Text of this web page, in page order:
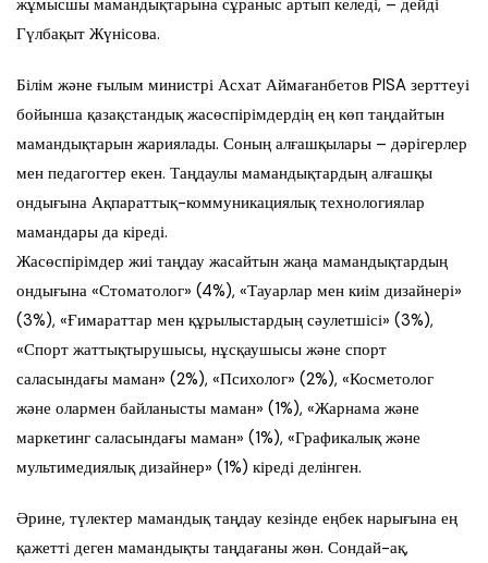
Гүлбақыт Жүнісова.
Білім және ғылым министрі Асхат Аймағанбетов PISA зерттеуі
бойынша қазақстандық жасөспірімдердің ең көп таңдайтын
мамандықтарын жариялады. Соның алғашқылары – дәрігерлер
мен педагогтер екен. Таңдаулы мамандықтардың алғашқы
ондығына Ақпараттық-коммуникациялық технологиялар
мамандары да кіреді.
Жасөспірімдер жиі таңдау жасайтын жаңа мамандықтардың
ондығына «Стоматолог» (4%), «Тауарлар мен киім дизайнері»
(3%), «Ғимараттар мен құрылыстардың сәулетшісі» (3%),
«Спорт жаттықтырушысы, нұсқаушысы және спорт
саласындағы маман» (2%), «Психолог» (2%), «Косметолог
және олармен байланысты маман» (1%), «Жарнама және
маркетинг саласындағы маман» (1%), «Графикалық және
мультимедиялық дизайнер» (1%) кіреді делінген.
Әрине, түлектер мамандық таңдау кезінде еңбек нарығына ең
қажетті деген мамандықты таңдағаны жөн. Сондай-ақ,